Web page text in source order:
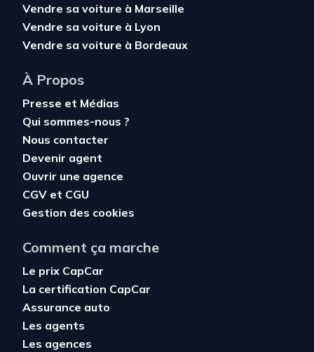
Vendre sa voiture à Marseille
Vendre sa voiture à Lyon
Vendre sa voiture à Bordeaux
À Propos
Presse et Médias
Qui sommes-nous ?
Nous contacter
Devenir agent
Ouvrir une agence
CGV et CGU
Gestion des cookies
Comment ça marche
Le prix CapCar
La certification CapCar
Assurance auto
Les agents
Les agences